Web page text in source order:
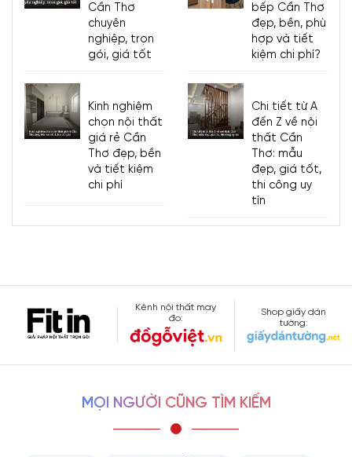
Cần Thơ
chuyên
nghiệp, trọn
gói, giá tốt
bếp Cần Thơ
đẹp, bền, phù
hợp và tiết
kiệm chi phí?
Kinh nghiệm
chọn nội thất
giá rẻ Cần
Thơ đẹp, bền
và tiết kiệm
chi phí
Chi tiết từ A
đến Z về nội
thất Cần
Thơ: mẫu
đẹp, giá tốt,
thi công uy
tín
Kênh nội thất may
đo:
Shop giấy dán
tường:
MỌI NGƯỜI CŨNG TÌM KIẾM